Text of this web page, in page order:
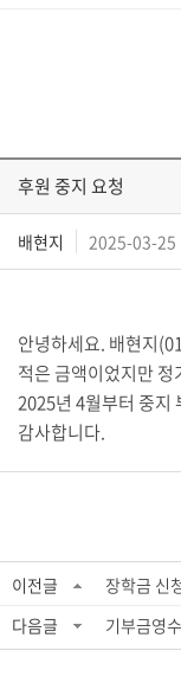
후원 중지 요청
배현지 2025-03-25
안녕하세요. 배현지
적은 금액이었지만
2025년 4월부터 중지
감사합니다.
이전글
장학금 신
다음글
기부금영